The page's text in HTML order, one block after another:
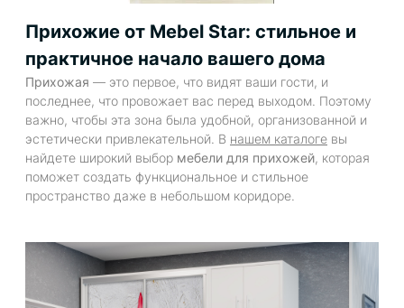
Прихожие от Mebel Star: стильное и
практичное начало вашего дома
Прихожая — это первое, что видят ваши гости, и
последнее, что провожает вас перед выходом. Поэтому
важно, чтобы эта зона была удобной, организованной и
эстетически привлекательной. В нашем каталоге вы
найдете широкий выбор мебели для прихожей, которая
поможет создать функциональное и стильное
пространство даже в небольшом коридоре.